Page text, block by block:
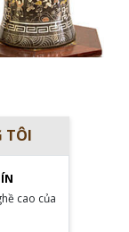
TÔI
cao của